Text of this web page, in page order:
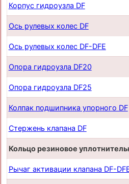
Корпус гидроузла DF
Ось рулевых колес DF
Ось рулевых колес DF-DFE
Опора гидроузла DF20
Опора гидроузла DF25
Колпак подшипника упорного DF
Стержень клапана DF
Кольцо резиновое
Рычаг активации клапана DF-